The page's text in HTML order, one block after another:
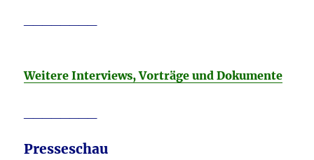
Weitere Interviews, Vorträge und Dokumente
Presseschau